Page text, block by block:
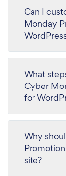
Can I
Monday
What
Cyber
for
Why
site?